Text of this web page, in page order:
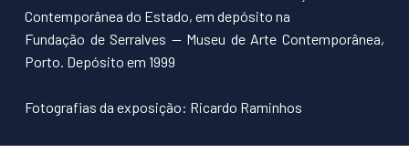
Contemporânea do Estado, em depósito na
Fundação de Serralves — Museu de Arte Contemporânea,
Porto. Depósito em 1999
Fotografias da exposição: Ricardo Raminhos